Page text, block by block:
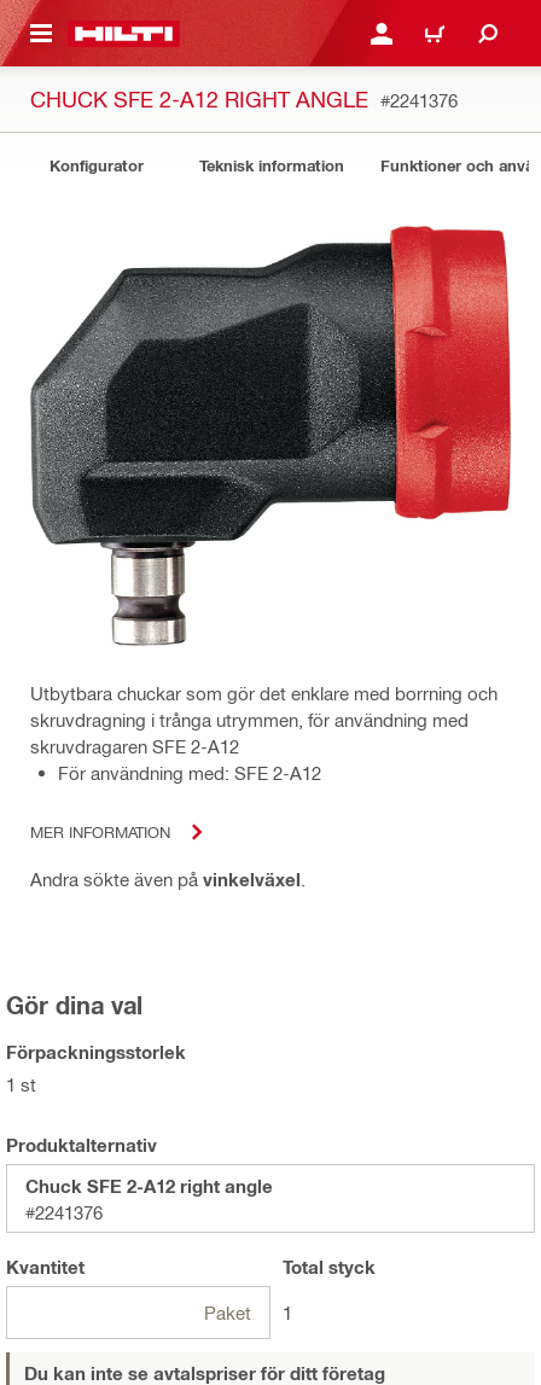
GÅ TILL HUVUDSIDAN LOGGA IN ELLER
VARUKORG
CHUCK SFE 2-A12 RIGHT ANGLE #2241376
Konfigurator Teknisk information Funktioner och
Utbytbara chuckar som gör det enklare med borrning och
skruvdragning i trånga utrymmen, för användning med
skruvdragaren SFE 2-A12
För användning med: SFE 2-A12
MER INFORMATION
Andra sökte även på vinkelväxel
Gör dina val
Förpackningsstorlek
1 st
Produktalternativ
Chuck SFE 2-A12 right angle
#2241376
Kvantitet
Paket
Total styck
1
Du kan inte se avtalspriser för ditt företag